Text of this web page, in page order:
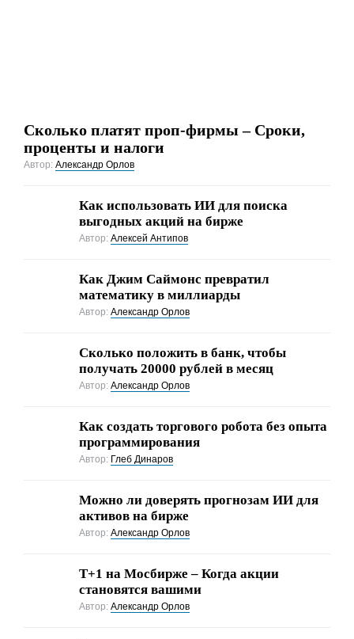
Сколько платят проп-фирмы – Сроки,
проценты и налоги
Автор:Александр Орлов
Как использовать ИИ для поиска
выгодных акций на бирже
Автор:Алексей Антипов
Как Джим Саймонс превратил
математику в миллиарды
Автор:Александр Орлов
Сколько положить в банк, чтобы
получать 20000 рублей в месяц
Автор:Александр Орлов
Как создать торгового робота без опыта
программирования
Автор: Глеб Динаров
Можно ли доверять прогнозам ИИ для
активов на бирже
Автор:Александр Орлов
Т+1 на Мосбирже – Когда акции
становятся вашими
Автор:Александр Орлов